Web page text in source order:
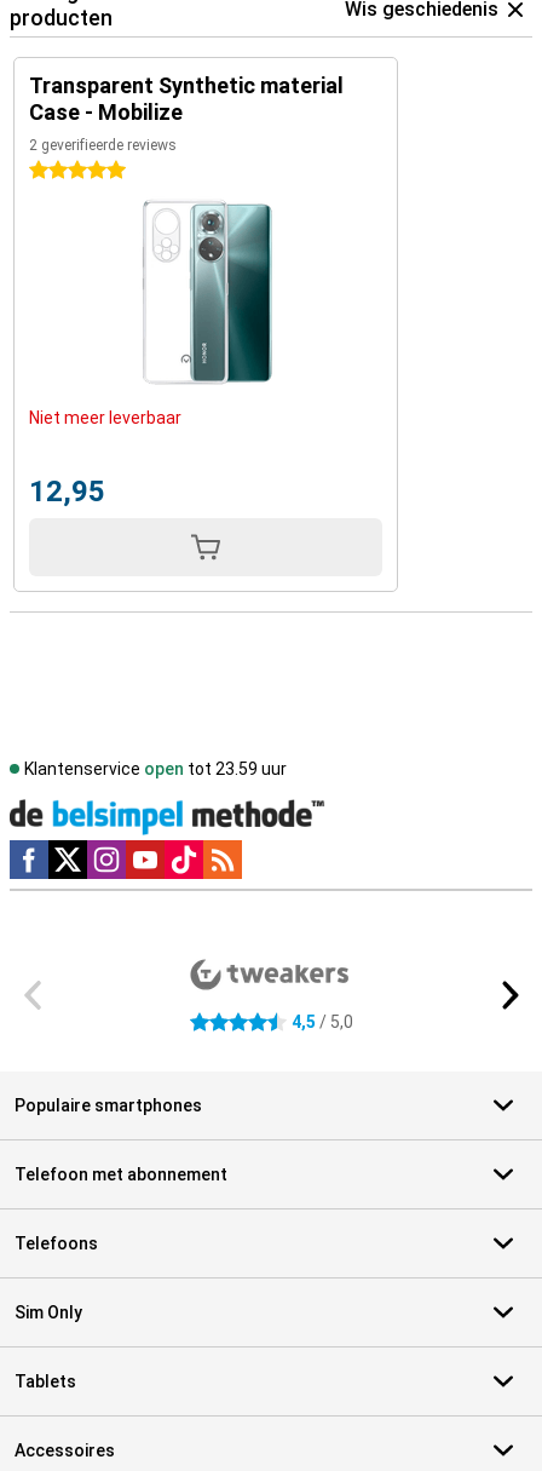
producten
Wis geschiedenis
Transparent Synthetic material
Case - Mobilize
2 geverifieerde reviews
5 sterren
Niet meer leverbaar
12,95
Klantenservice open tot 23.59 uur
Social media
4.5 sterren 4,5 / 5,0
Populaire smartphones
Telefoon met abonnement
Telefoons
Sim Only
Tablets
Accessoires